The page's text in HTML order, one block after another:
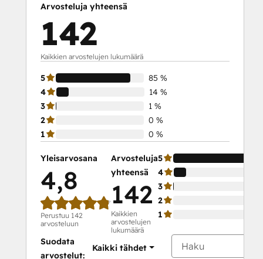
Revenue Operations
Sales Enablement
Sales Management Training: Strategies
for Developing a Successful Modern
Salesforce Integration Certification
SEO
SEO II
Social
Media
Marketing
Certification
Arvosteluja yhteensä
142
Kaikkien arvostelujen lukumäärä
5
85 %
4
14 %
3
1 %
2
0 %
1
0 %
Yleisarvosana
4,8
Perustuu 142
arvosteluun
Arvosteluja
yhteensä
142
Kaikkien
arvostelujen
lukumäärä
5
4
3
2
1
Suodata
arvostelut:
Kaikki tähdet